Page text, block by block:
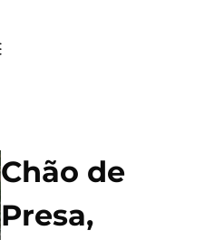
Chão de
Presa,